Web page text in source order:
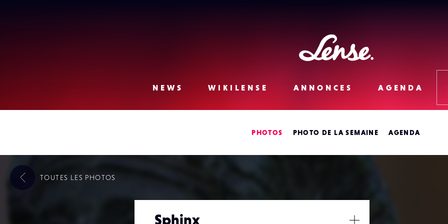
Lense
NEWS WIKILENSE ANNONCES AGENDA
PHOTOS PHOTO DE LA SEMAINE AGENDA
Sphinx
TOUTES LES PHOTOS